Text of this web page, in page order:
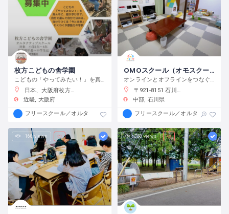
枚方こどもの舎学園
こどもの「やってみたい！」を真ん中に、遊び、学び、活動する、わくわくが原動力の学校です。
日本、大阪府枚方市渚元町２１−３１
近畿 大阪府
フリースクール／オルタナティブスクール
OMOスクール（オモスクール）
オンラインとオフラインをつなぐフリースクール
〒921-8151 石川県金沢市窪３丁目１３６−１
中部 石川県
フリースクール／オルタナティブス
168 views 358 views